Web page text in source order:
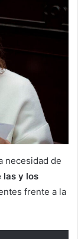
necesidad de
las y los
frente a la